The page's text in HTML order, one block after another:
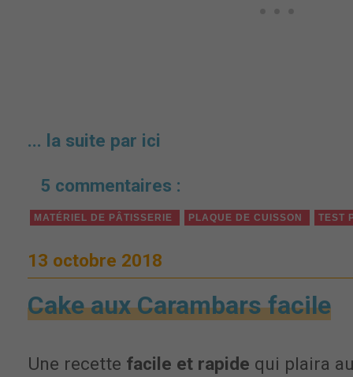
... la suite par ici
5 commentaires :
MATÉRIEL DE PÂTISSERIE PLAQUE DE CUISSON TEST
13 octobre 2018
Cake aux Carambars facile
Une recette facile et rapide qui plaira